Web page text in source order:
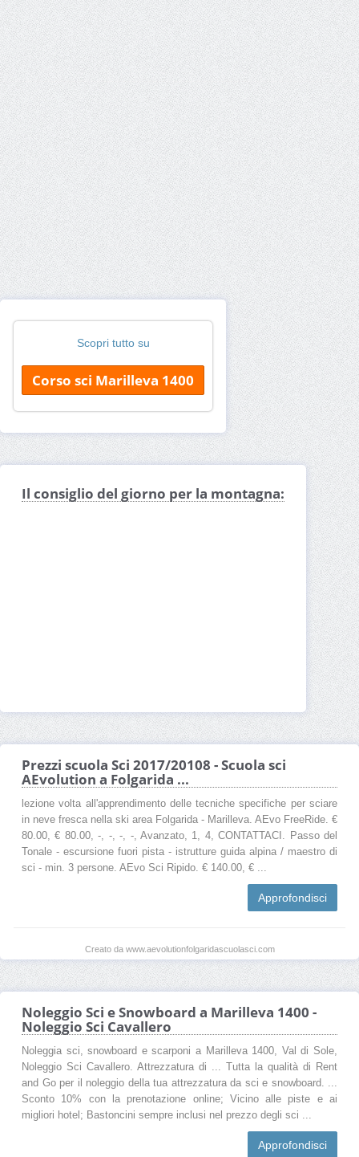
Scopri tutto su
Corso sci Marilleva 1400
Il consiglio del giorno per la montagna:
Prezzi scuola Sci 2017/20108 - Scuola sci
AEvolution a Folgarida ...
lezione volta all'apprendimento delle tecniche specifiche per sciare
in neve fresca nella ski area Folgarida - Marilleva. AEvo FreeRide. €
80.00, € 80.00, -, -, -, -, Avanzato, 1, 4, CONTATTACI. Passo del
Tonale - escursione fuori pista - istrutture guida alpina / maestro di
sci - min. 3 persone. AEvo Sci Ripido. € 140.00, € ...
Approfondisci
Creato da www.aevolutionfolgaridascuolasci.com
Noleggio Sci e Snowboard a Marilleva 1400 -
Noleggio Sci Cavallero
Noleggia sci, snowboard e scarponi a Marilleva 1400, Val di Sole,
Noleggio Sci Cavallero. Attrezzatura di ... Tutta la qualità di Rent
and Go per il noleggio della tua attrezzatura da sci e snowboard. ...
Sconto 10% con la prenotazione online; Vicino alle piste e ai
migliori hotel; Bastoncini sempre inclusi nel prezzo degli sci ...
Approfondisci